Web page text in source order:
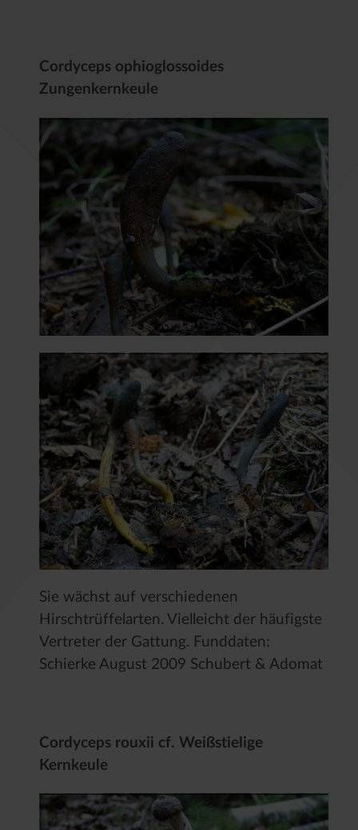
Cordyceps ophioglossoides
Zungenkernkeule
Sie wächst auf verschiedenen
Hirschtrüffelarten. Vielleicht der häufigste
Vertreter der Gattung. Funddaten:
Schierke August 2009 Schubert & Adomat
Cordyceps rouxii cf. Weißstielige
Kernkeule